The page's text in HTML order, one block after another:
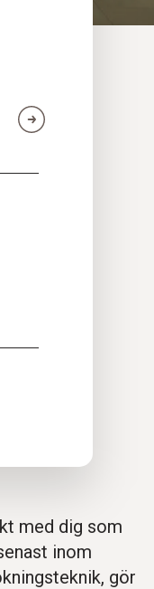
med dig som
inom
gör